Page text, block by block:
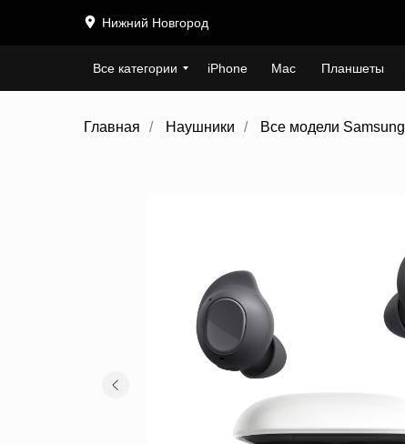
Нижний Новгород
Планшеты
Mac
Все категории iPhone
Главная / Наушники / Все модели Samsung